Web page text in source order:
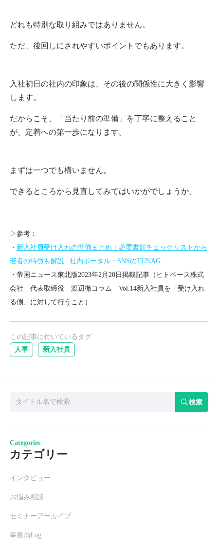
どれも特別な取り組みではありません。
ただ、後回しにされやすいポイントでもあります。
入社初日の社内の印象は、その後の関係性に大きく影響
します。
だからこそ、「当たり前の準備」を丁寧に整えること
が、定着への第一歩になります。
まずは一つでも構いません。
できるところから見直してみてはいかがでしょうか。
▷参考：
・ 新入社員受け入れの準備まとめ：必要書類チェックリストから
若者の特徴も解説 | 社内ポータル・SNSのTUNAG
・ 帝国ニュース東北版2023年2月20日掲載記事（ヒトベース株式
会社 代表取締役 渡辺徹コラム Vol.14新入社員を「受け入れ
る側」に対して行うこと）
この記事に付いているタグ
人事
新入社員
検索
Categories
カテゴリー
インタビュー
お悩み相談
セミナーアーカイブ
事務局Log